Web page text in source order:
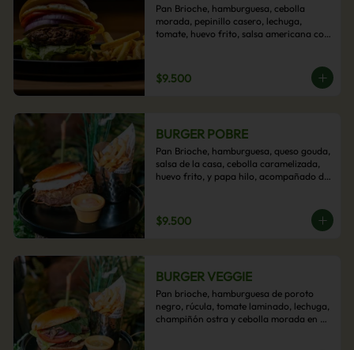
Pan Brioche, hamburguesa, cebolla
morada, pepinillo casero, lechuga,
tomate, huevo frito, salsa americana con
$9.500
BURGER POBRE
Pan Brioche, hamburguesa, queso gouda,
salsa de la casa, cebolla caramelizada,
huevo frito, y papa hilo, acompañado de
$9.500
BURGER VEGGIE
Pan brioche, hamburguesa de poroto
negro, rúcula, tomate laminado, lechuga,
champiñón ostra y cebolla morada en